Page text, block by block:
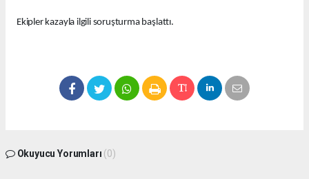
Ekipler kazayla ilgili soruşturma başlattı.
Okuyucu Yorumları (0)